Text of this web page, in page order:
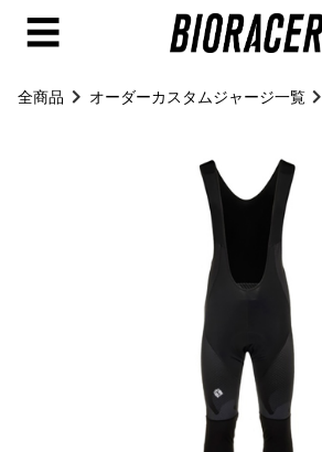
☰
全商品 オーダーカスタムジャージ一覧